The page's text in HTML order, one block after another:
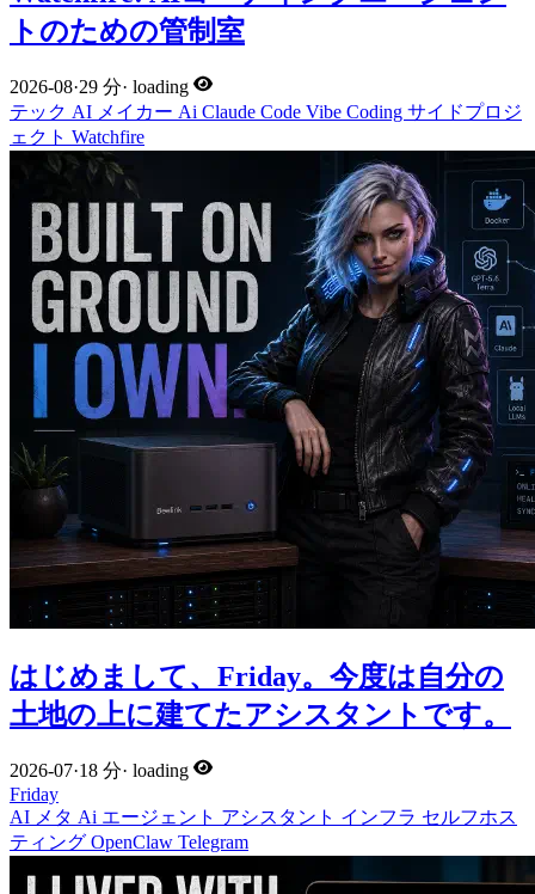
トのための管制室
2026-08·29 分· loading
テック AI メイカー Ai Claude Code Vibe Coding サイドプロジ
ェクト Watchfire
はじめまして、Friday。今度は自分の
土地の上に建てたアシスタントです。
2026-07·18 分· loading
Friday
AI メタ Ai エージェント アシスタント インフラ セルフホス
ティング OpenClaw Telegram